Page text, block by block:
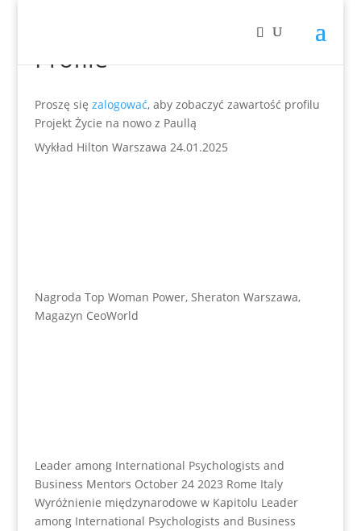
Profile
Proszę się zalogować, aby zobaczyć zawartość profilu
Projekt Życie na nowo z Paullą
Wykład Hilton Warszawa 24.01.2025
Nagroda Top Woman Power, Sheraton Warszawa,
Magazyn CeoWorld
Leader among International Psychologists and
Business Mentors October 24 2023 Rome Italy
Wyróżnienie międzynarodowe w Kapitolu Leader
among International Psychologists and Business